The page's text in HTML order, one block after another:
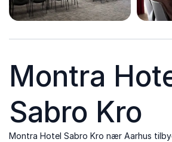
Montra
Sabro Kro
Montra Hotel Sabro Kro nær Aarhus